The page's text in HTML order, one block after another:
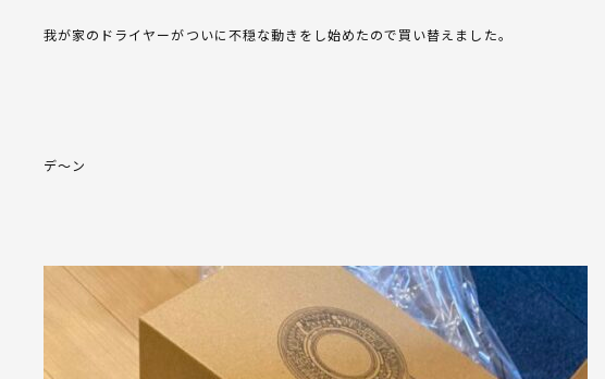
我が家のドライヤーがついに不穏な動きをし始めたので買い替えました。
デ～ン